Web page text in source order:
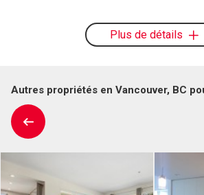
Plus de détails
Autres propriétés en Vancouver, BC